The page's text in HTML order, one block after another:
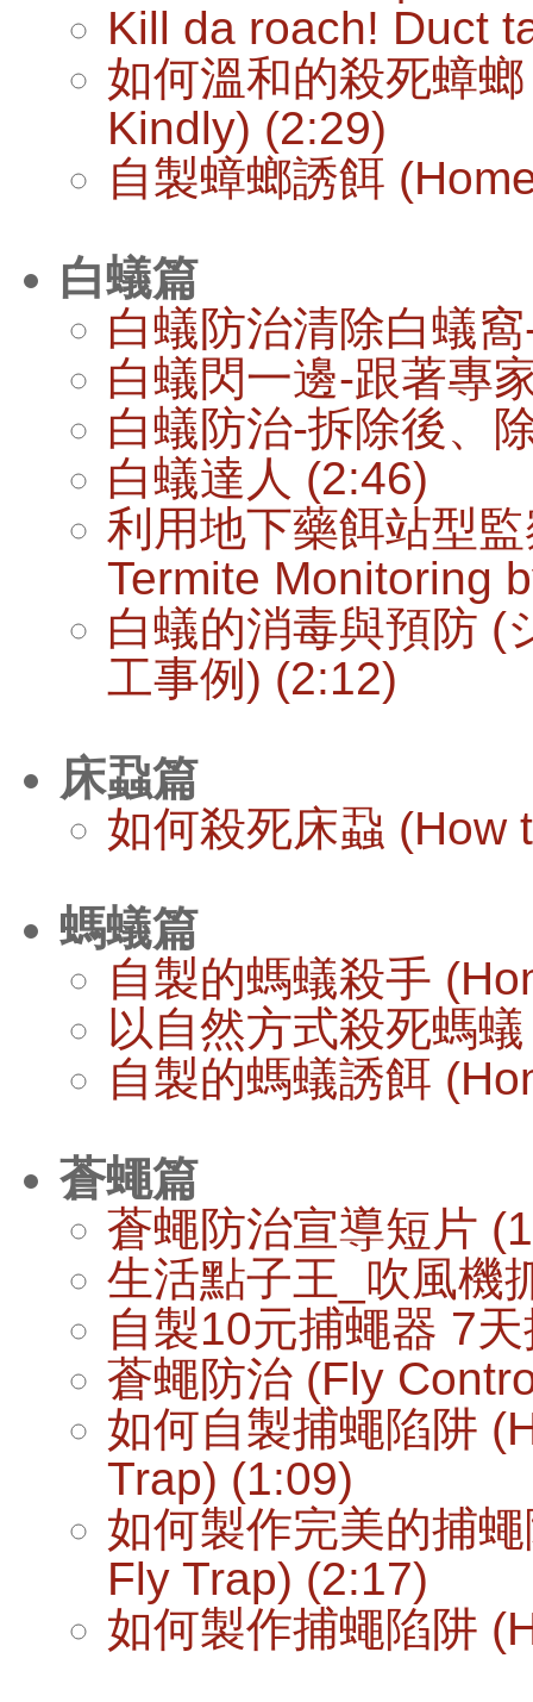
Kill da roach! Duct
如何溫和的殺死蟑
Kindly) (2:29)
自製蟑螂誘餌
白蟻篇
白蟻防治清除白蟻
白蟻閃一邊-跟著專
白蟻防治-拆除後、
白蟻達人 (2:46)
利用地下藥餌站型
Termite Monitoring
白蟻的消毒與預防 (
工事例) (2:12)
床蝨篇
如何殺死床蝨 (How
螞蟻篇
自製的螞蟻殺手
以自然方式殺死螞
自製的螞蟻誘餌
蒼蠅篇
蒼蠅防治宣導短片
生活點子王_吹風機
自製10元捕蠅器 7
蒼蠅防治 (Fly
如何自製捕蠅陷阱
Trap) (1:09)
如何製作完美的捕
Fly Trap) (2:17)
如何製作捕蠅陷阱